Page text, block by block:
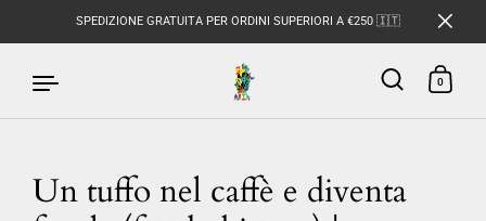
Passa ai contenuti
SPEDIZIONE GRATUITA PER ORDINI SUPERIORI A €250 🇮🇹
0
Un tuffo nel caffè e diventa